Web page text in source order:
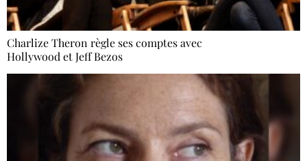
Charlize Theron règle ses comptes avec
Hollywood et Jeff Bezos